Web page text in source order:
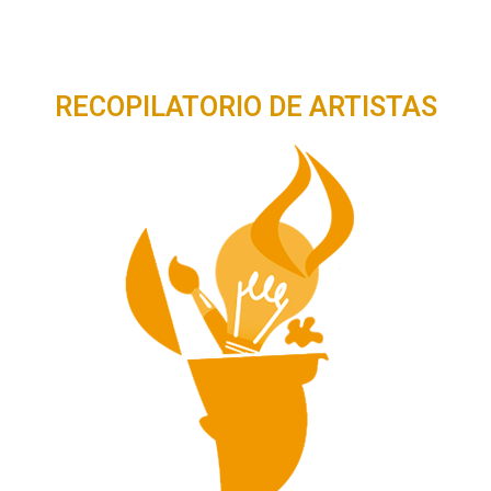
RECOPILATORIO DE ARTISTAS